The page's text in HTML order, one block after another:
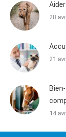
28
21
14